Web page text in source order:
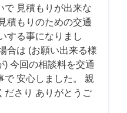
で 見積もりが出来な
積もりのための交通
する事になりまし
合は (お願い出来る様
) 今回の相談料を交通
で 安心しました。 親
ださり ありがとうご